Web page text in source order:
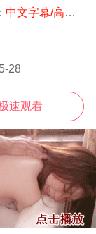
中文字幕/高清
28
速观看